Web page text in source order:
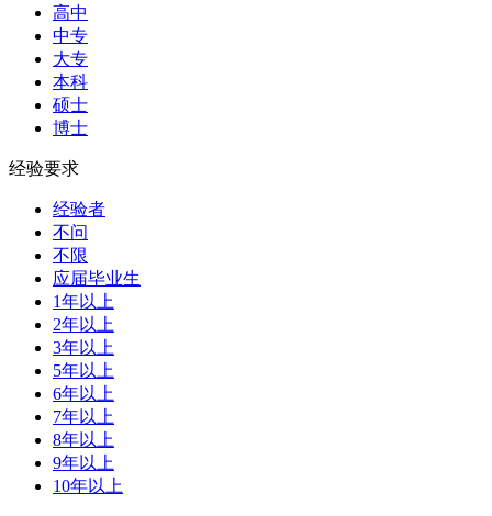
高中
中专
大专
本科
硕士
博士
经验要求
经验者
不问
不限
应届毕业生
1年以上
2年以上
3年以上
5年以上
6年以上
7年以上
8年以上
9年以上
10年以上